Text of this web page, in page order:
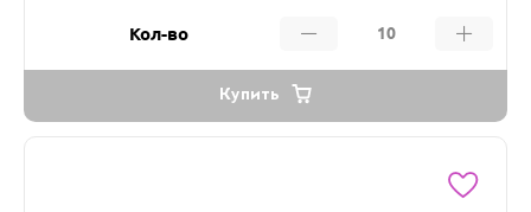
Кол-во
Купить